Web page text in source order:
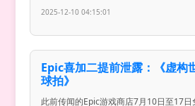
2025-12-10 04:15:01
Epic喜加二提前泄露：《虚构
球拍》
此前传闻的Epic游戏商店7月10日至17日